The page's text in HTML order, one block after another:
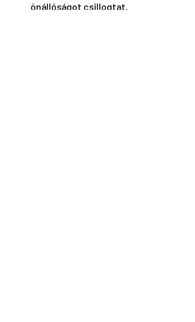
önállóságot csillogtat.